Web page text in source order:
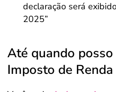
declaração será
2025”
Até quando
Imposto de